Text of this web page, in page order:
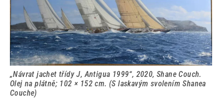
„Návrat jachet třídy J, Antigua 1999“, 2020, Shane Couch.
Olej na plátně; 102 × 152 cm. (S laskavým svolením Shanea
Couche)